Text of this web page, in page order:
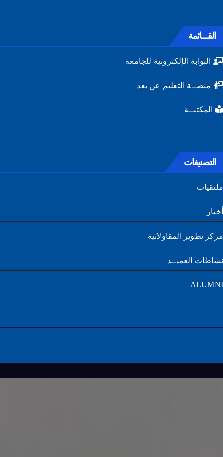
القـــائمة
البوابة الإلكترونية للجامعة
منصــة التعليم عن بعد
المكتبــة
التصنيفات
تطوير المقاولاتية
العميــد